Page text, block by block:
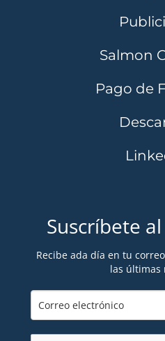
Salmon
Pago de
Suscríbete
Recibe ada día en tu
las últimas